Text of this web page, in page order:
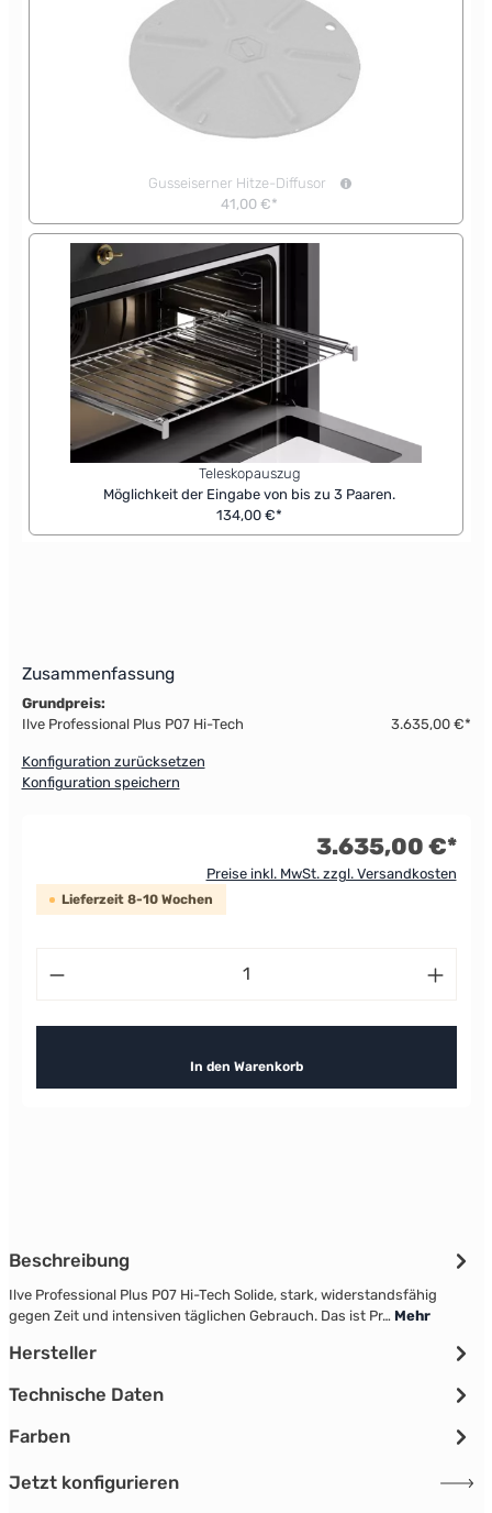
Gusseiserner Hitze-Diffusor
41,00 €*
Teleskopauszug
Möglichkeit der Eingabe von bis zu 3 Paaren.
134,00 €*
Zusammenfassung
Grundpreis:
Ilve Professional Plus P07 Hi-Tech
3.635,00 €*
Konfiguration zurücksetzen
Konfiguration speichern
3.635,00 €*
Preise inkl. MwSt. zzgl. Versandkosten
Lieferzeit 8-10 Wochen
Produkt Anzahl: Gib den gewünschten Wert
In den Warenkorb
Beschreibung
Ilve Professional Plus P07 Hi-Tech Solide, stark, widerstandsfähig
gegen Zeit und intensiven täglichen Gebrauch. Das ist Pr… Mehr
Hersteller
Technische Daten
Farben
Jetzt konfigurieren